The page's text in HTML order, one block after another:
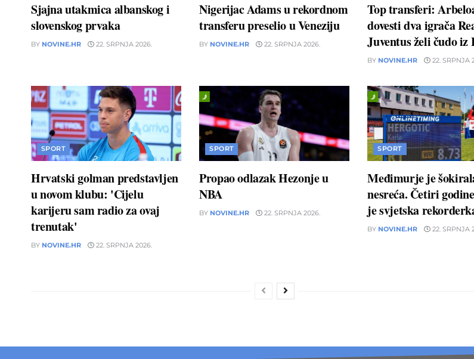
Sjajna utakmica albanskog i
slovenskog prvaka
BY NOVINE.HR 22. SRPNJA 2026.
Nigerijac Adams u rekordnom
transferu preselio u Veneziju
BY NOVINE.HR 22. SRPNJA 2026.
Top transferi:
dovesti dva igrača
Juventus želi čudo iz
BY NOVINE.HR 22. SRPNJA
SPORT
Hrvatski golman predstavljen
u novom klubu: 'Cijelu
karijeru sam radio za ovaj
trenutak'
BY NOVINE.HR 22. SRPNJA 2026.
SPORT
Propao odlazak Hezonje u
NBA
BY NOVINE.HR 22. SRPNJA 2026.
SPORT
Međimurje je
nesreća. Četiri
je svjetska
BY NOVINE.HR 22. SRPNJA